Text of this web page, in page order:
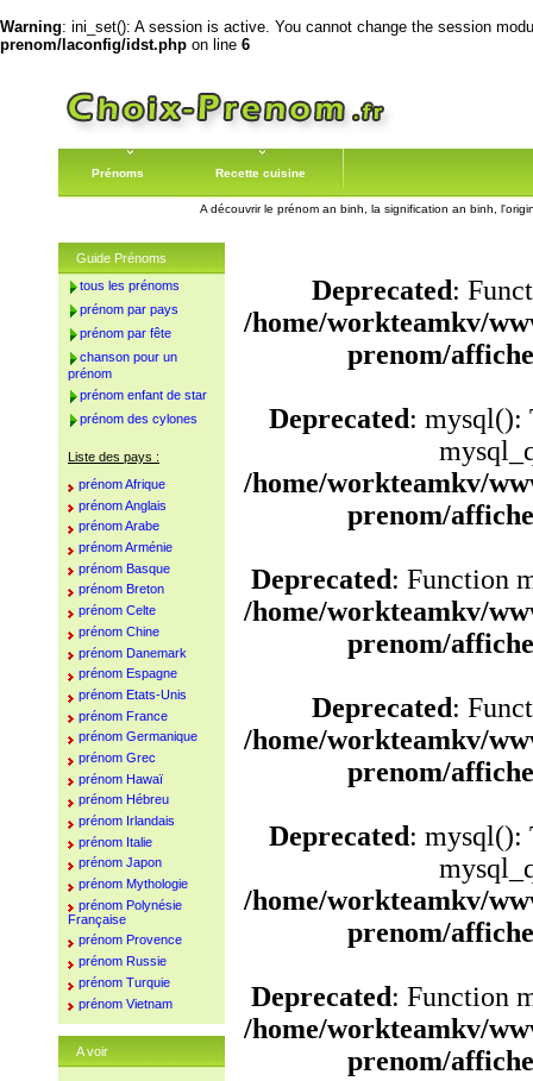
Warning: ini_set(): A session is active. You cannot change the session
prenom/laconfig/idst.php on line 6
Prénoms Recette cuisine
A découvrir le prénom an binh, la signification an binh,
Deprecated:
/home/workteamkv/
prenom/
Deprecated: mysql():
/home/workteamkv/
prenom/
Deprecated: Function
/home/workteamkv/
prenom/
Deprecated:
/home/workteamkv/
prenom/
Deprecated: mysql():
/home/workteamkv/
prenom/
Deprecated: Function
/home/workteamkv/
prenom/
Guide Prénoms
tous les prénoms
prénom par pays
prénom par fête
chanson pour un
prénom
prénom enfant de star
prénom des cylones
Liste des pays :
prénom Afrique
prénom Anglais
prénom Arabe
prénom Arménie
prénom Basque
prénom Breton
prénom Celte
prénom Chine
prénom Danemark
prénom Espagne
prénom Etats-Unis
prénom France
prénom Germanique
prénom Grec
prénom Hawaï
prénom Hébreu
prénom Irlandais
prénom Italie
prénom Japon
prénom Mythologie
prénom Polynésie
Française
prénom Provence
prénom Russie
prénom Turquie
prénom Vietnam
A voir